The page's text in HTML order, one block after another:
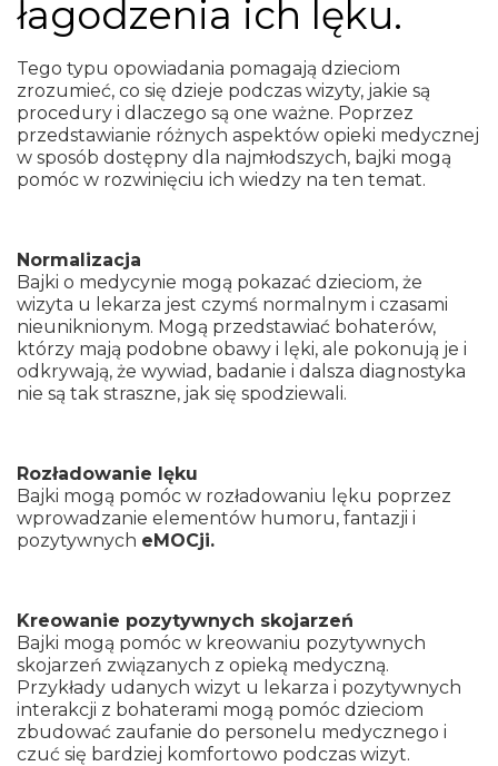
łagodzenia ich lęku.
Tego typu opowiadania pomagają dzieciom
zrozumieć, co się dzieje podczas wizyty, jakie są
procedury i dlaczego są one ważne. Poprzez
przedstawianie różnych aspektów opieki medycznej
w sposób dostępny dla najmłodszych, bajki mogą
pomóc w rozwinięciu ich wiedzy na ten temat.
Normalizacja
Bajki o medycynie mogą pokazać dzieciom, że
wizyta u lekarza jest czymś normalnym i czasami
nieuniknionym. Mogą przedstawiać bohaterów,
którzy mają podobne obawy i lęki, ale pokonują je i
odkrywają, że wywiad, badanie i dalsza diagnostyka
nie są tak straszne, jak się spodziewali.
Rozładowanie lęku
Bajki mogą pomóc w rozładowaniu lęku poprzez
wprowadzanie elementów humoru, fantazji i
pozytywnych eMOCji.
Kreowanie pozytywnych skojarzeń
Bajki mogą pomóc w kreowaniu pozytywnych
skojarzeń związanych z opieką medyczną.
Przykłady udanych wizyt u lekarza i pozytywnych
interakcji z bohaterami mogą pomóc dzieciom
zbudować zaufanie do personelu medycznego i
czuć się bardziej komfortowo podczas wizyt.